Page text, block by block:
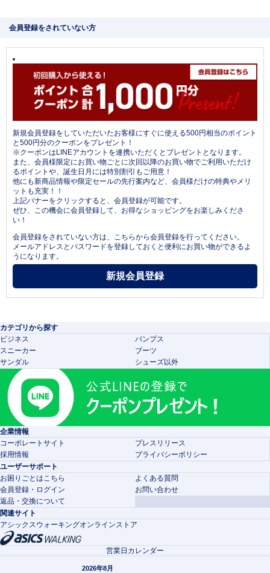
会員登録をされていない方
新規会員登録をしていただいたお客様にすぐに使える500円相当のポイント
と500円分のクーポンをプレゼント！
※クーポンはLINEアカウントを連携いただくとプレゼントとなります。
また、会員様限定にお買い物ごとに次回以降のお買い物でご利用いただけ
るポイントや、誕生日月には特別割引もご用意！
他にも新商品情報や限定セールの先行案内など、会員様だけの特典やメリ
ットも充実！！
上記バナーをクリックすると、会員登録が可能です。
ぜひ、この機会に会員登録して、お得なショッピングをお楽しみくださ
い！
会員登録をされていない方は、こちらから会員登録を行ってください。
メールアドレスとパスワードを登録しておくと便利にお買い物ができるよ
うになります。
カテゴリから探す
ビジネス
パンプス
スニーカー
ブーツ
サンダル
シューズ以外
企業情報
コーポレートサイト
プレスリリース
採用情報
プライバシーポリシー
ユーザーサポート
お困りごとはこちら
よくある質問
会員登録・ログイン
お問い合わせ
返品・交換について
関連サイト
アシックスウォーキングオンラインストア
営業日カレンダー
2026年8月